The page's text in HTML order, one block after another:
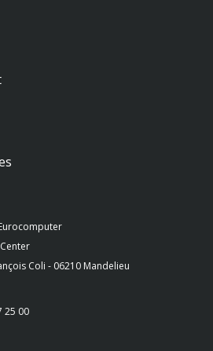
Coli - 06210 Mandelieu
25 00